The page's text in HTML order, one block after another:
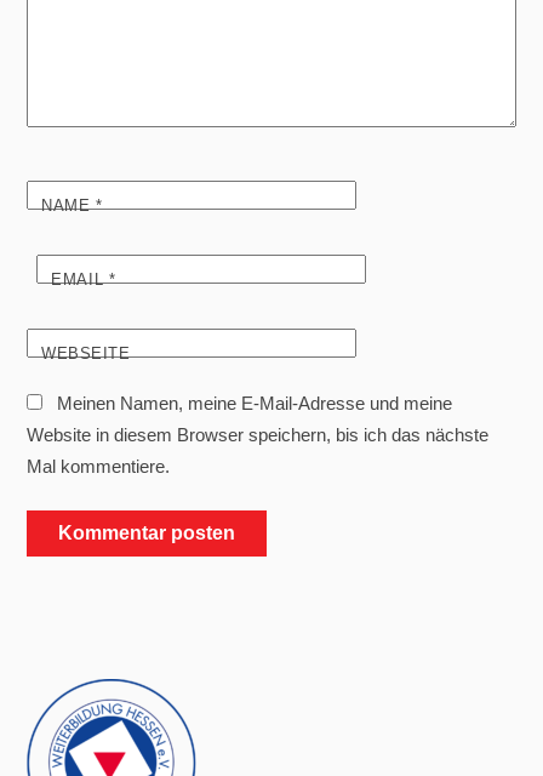
NAME*
EMAIL*
WEBSEITE
Meinen Namen, meine E-Mail-Adresse und meine
Website in diesem Browser speichern, bis ich das nächste
Mal kommentiere.